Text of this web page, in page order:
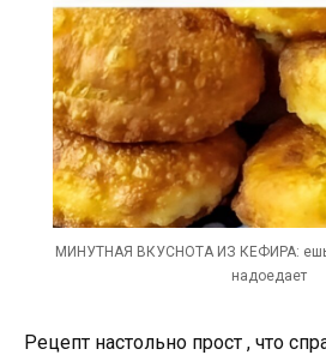
МИНУТНАЯ ВКУСНОТА ИЗ КЕФИРА: ешь
надоедает
Рецепт настольно прост , что